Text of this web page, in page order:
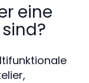
eine